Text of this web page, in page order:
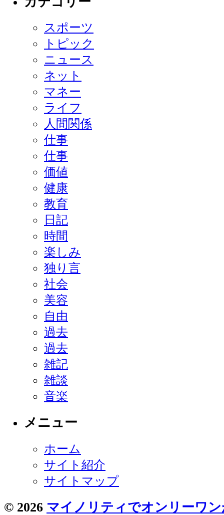
スポーツ
トピック
ニュース
ネット
マネー
ライフ
人間関係
仕事
仕事
価値
健康
教育
日記
時間
楽しみ
独り言
社会
美容
自由
過去
過去
雑記
雑談
音楽
メニュー
ホーム
サイト紹介
サイトマップ
© 2026 マイノリティでオンリーワ